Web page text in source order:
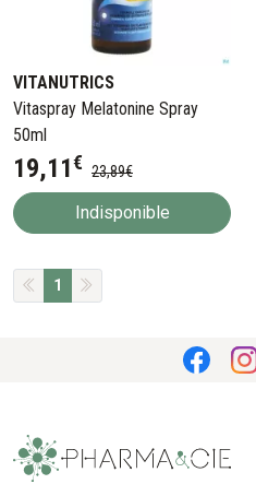
VITANUTRICS
Vitaspray Melatonine Spray
50ml
19,11€ 23,89€
Indisponible
1